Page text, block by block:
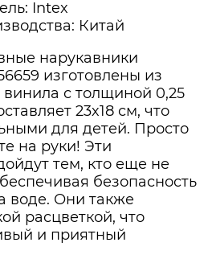
Intex
Китай
нарукавники
изготовлены из
с толщиной 0,25
23x18 см, что
для детей. Просто
на руки! Эти
тем, кто еще не
безопасность
воде. Они также
расцветкой, что
и приятный